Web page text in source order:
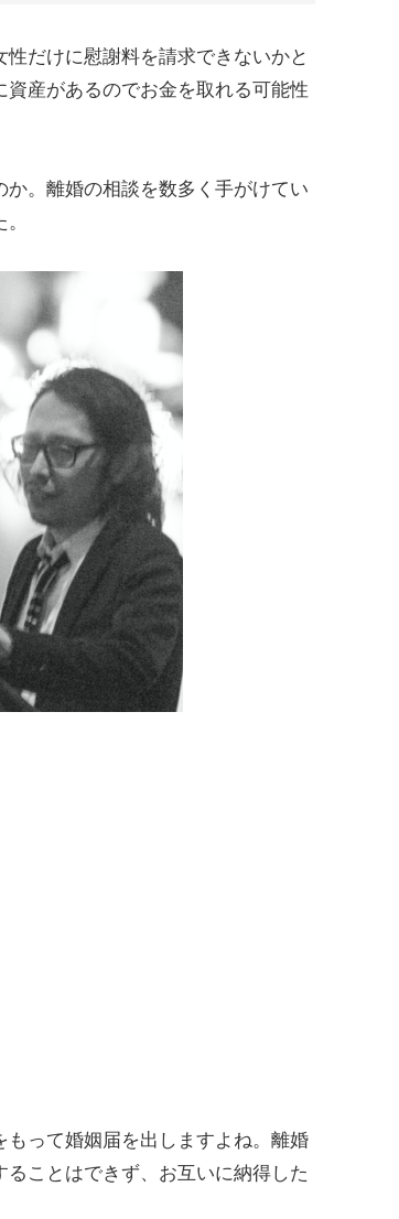
だけに慰謝料を請求できないかと
産があるのでお金を取れる可能性
。離婚の相談を数多く手がけてい
って婚姻届を出しますよね。離婚
ことはできず、お互いに納得した